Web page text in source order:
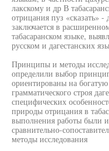
лакскому и др В
отрицания пуз «сказать» -
заключается в
табасаранском языке,
русском и дагестанских
Принципы и методы
определили выбор
ориентированы на
грамматического строя
специфических
природы отрицания в
выполнения работы были
сравнительно-
методы исследования